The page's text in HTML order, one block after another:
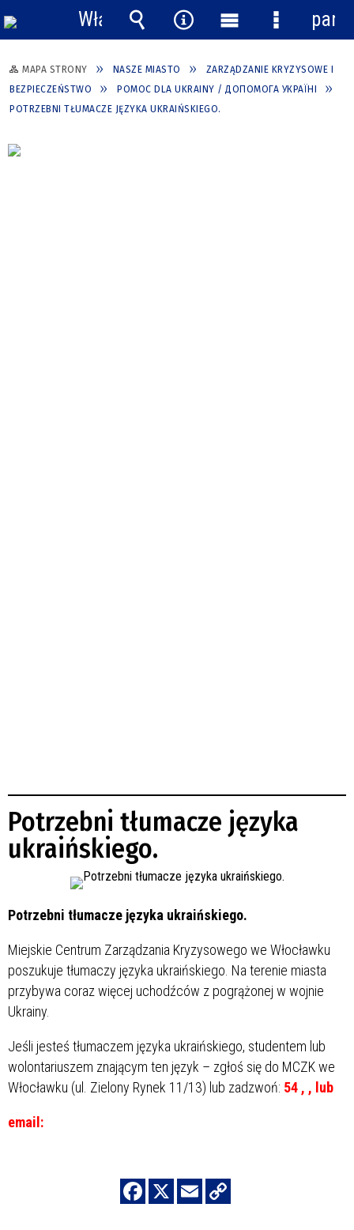
MAPA STRONY NASZE MIASTO
ZARZĄDZANIE KRYZYSOWE I
BEZPIECZEŃSTWO
POMOC DLA UKRAINY / ДОПОМОГА УКРАЇНІ
POTRZEBNI TŁUMACZE JĘZYKA UKRAIŃSKIEGO.
Potrzebni tłumacze języka
ukraińskiego.
Potrzebni tłumacze języka ukraińskiego.
Miejskie Centrum Zarządzania Kryzysowego we Włocławku
poszukuje tłumaczy języka ukraińskiego. Na terenie miasta
przybywa coraz więcej uchodźców z pogrążonej w wojnie
Ukrainy.
Jeśli jesteś tłumaczem języka ukraińskiego, studentem lub
wolontariuszem znającym ten język – zgłoś się do MCZK we
Włocławku (ul. Zielony Rynek 11/13) lub zadzwoń: 54 , , lub
email:
Włącz
powiadomienia
Wyszukiwarka
Narzędzia
Menu
główne
Menu
panel